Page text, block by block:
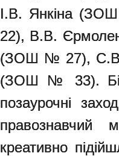
І.В. Янкіна
22), В.В.
(ЗОШ № 27), С.В.
(ЗОШ № 33).
позаурочні
правознавчий
креативно